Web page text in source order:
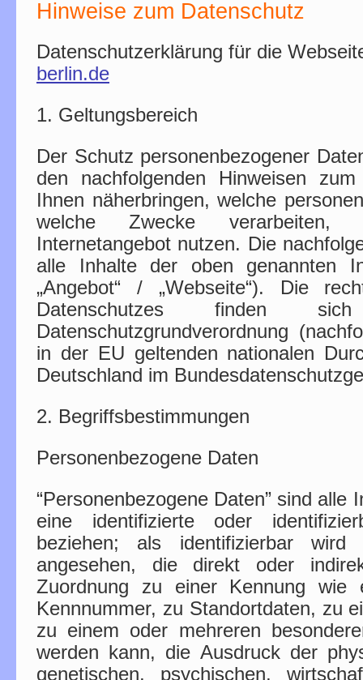
Hinweise zum Datenschutz
Datenschutzerklärung für die
berlin.de
1. Geltungsbereich
Der Schutz personenbezogener
den nachfolgenden Hinweisen
Ihnen näherbringen, welche
welche Zwecke
Internetangebot nutzen. Die
alle Inhalte der oben genannten
„Angebot“ / „Webseite“). Die
Datenschutzes
Datenschutzgrundverordnung
in der EU geltenden nationalen
Deutschland im
2. Begriffsbestimmungen
Personenbezogene Daten
“Personenbezogene Daten” sind alle
eine identifizierte oder
beziehen; als identifizierbar wird
angesehen, die direkt oder
Zuordnung zu einer Kennung wie
Kennnummer, zu Standortdaten, zu
zu einem oder mehreren
werden kann, die Ausdruck der
genetischen, psychischen,